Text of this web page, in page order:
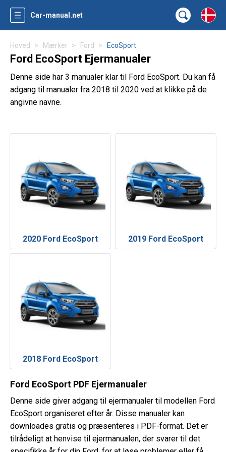
Car-manual.net
Hoved Mærker Ford EcoSport
Ford EcoSport Ejermanualer
Denne side har 3 manualer klar til Ford EcoSport. Du kan få
adgang til manualer fra 2018 til 2020 ved at klikke på de
angivne navne.
2020 Ford EcoSport 2019 Ford EcoSport
2018 Ford EcoSport
Ford EcoSport PDF Ejermanualer
Denne side giver adgang til ejermanualer til modellen Ford
EcoSport organiseret efter år. Disse manualer kan
downloades gratis og præsenteres i PDF-format. Det er
tilrådeligt at henvise til ejermanualen, der svarer til det